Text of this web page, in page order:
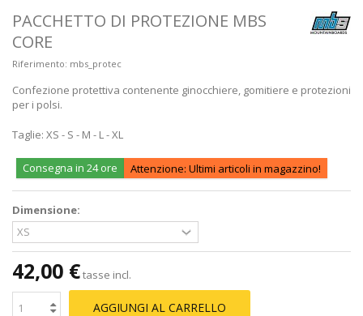
PACCHETTO DI PROTEZIONE MBS
CORE
Riferimento: mbs_protec
Confezione protettiva contenente ginocchiere, gomitiere e protezioni
per i polsi.
Taglie: XS - S - M - L - XL
Consegna in 24 ore Attenzione: Ultimi articoli in magazzino!
Dimensione:
42,00 €tasse incl.
AGGIUNGI AL CARRELLO